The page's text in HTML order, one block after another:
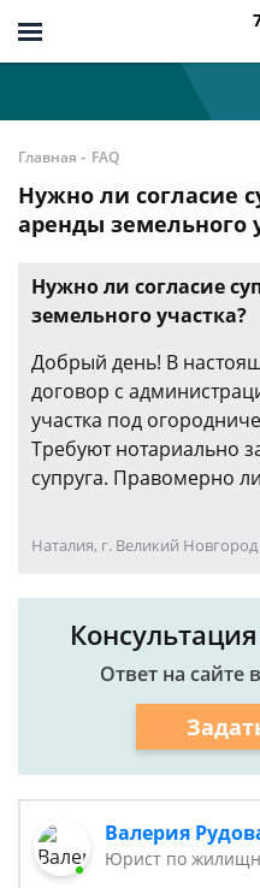
Главная - FAQ
Нужно ли согласие
аренды земельного
Нужно ли согласие
земельного участка?
Добрый день! В
договор с
участка под
Требуют нотариально
супруга. Правомерно
Наталия, г. Великий Новгород
Ответ на сайте
Валерия
Юрист по